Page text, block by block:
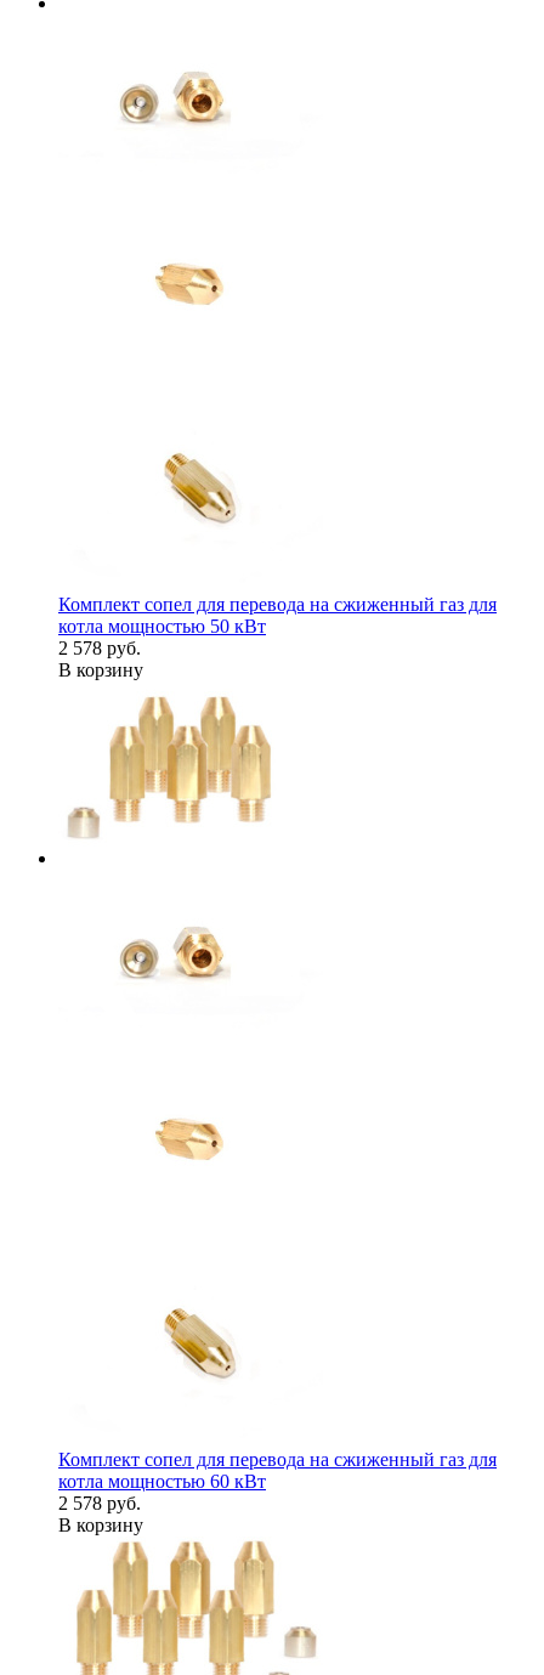
Комплект сопел для перевода на сжиженный газ для
котла мощностью 50 кВт
2 578 руб.
В корзину
Комплект сопел для перевода на сжиженный газ для
котла мощностью 60 кВт
2 578 руб.
В корзину